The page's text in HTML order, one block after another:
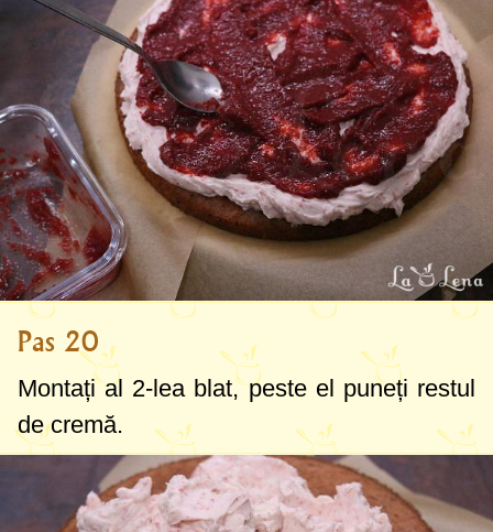
Pas 20
Montați al 2-lea blat, peste el puneți restul
de cremă.